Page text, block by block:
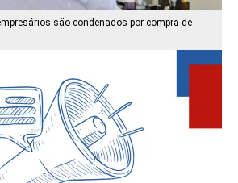
são condenados por compra de